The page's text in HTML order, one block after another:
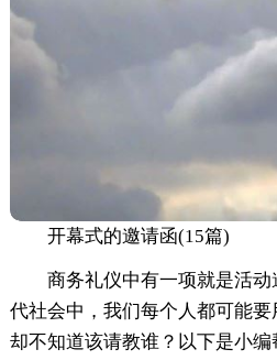
开幕式的邀请函(15篇)
商务礼仪中有一项就是活
代社会中，我们每个人都可能
却不知道该请教谁？以下是小